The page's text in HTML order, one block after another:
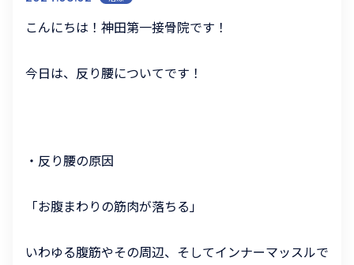
こんにちは！神田第一接骨院です！
今日は、反り腰についてです！
・反り腰の原因
「お腹まわりの筋肉が落ちる」
いわゆる腹筋やその周辺、そしてインナーマッスルで